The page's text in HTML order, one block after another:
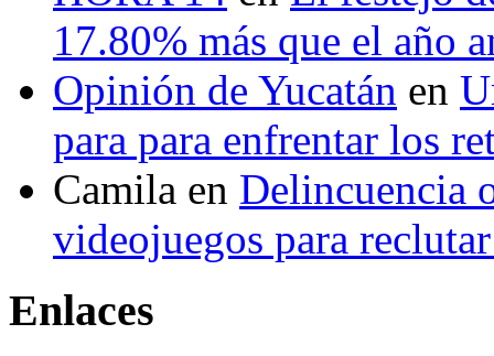
17.80% más que el año
Opinión de Yucatán en
para para enfrentar los
Camila en Delincuencia
videojuegos para
Enlaces